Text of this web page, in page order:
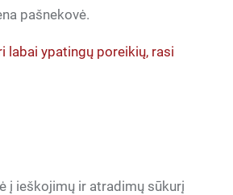
pašnekovė.
labai ypatingų poreikių, rasi
į ieškojimų ir atradimų sūkurį